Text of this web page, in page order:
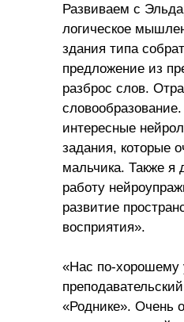
Развиваем с
логическое
здания типа
предложение из
разброс слов.
интересные
задания, которые
мальчика. Также я
работу
развитие
восприятия».
«Нас по-хорошему
«Роднике». Очень